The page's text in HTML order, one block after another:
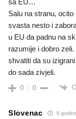
Salu na stranu,
svasta nesto i
u EU da padnu na
razumije i dobro
shvatiti da su
do sada zivjeli.
0 0
Slovenac 8